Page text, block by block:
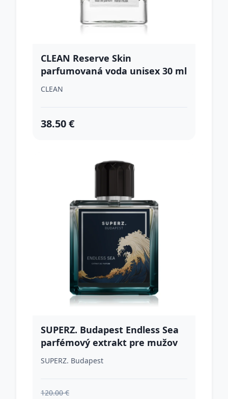
CLEAN Reserve Skin
parfumovaná voda unisex 30 ml
CLEAN
38.50 €
SUPERZ. Budapest Endless Sea
parfémový extrakt pre mužov
50 ml
SUPERZ. Budapest
120.00 €